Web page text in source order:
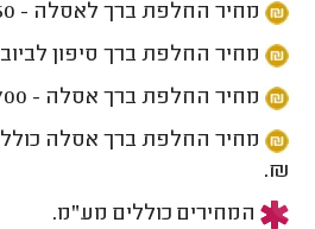
מחיר החלפת ברך לאסלה - 550 ₪.
מחיר החלפת ברך סיפון לביוב - 650
מחיר החלפת ברך אסלה - 700 ₪.
₪.
המחירים כוללים מע"מ.